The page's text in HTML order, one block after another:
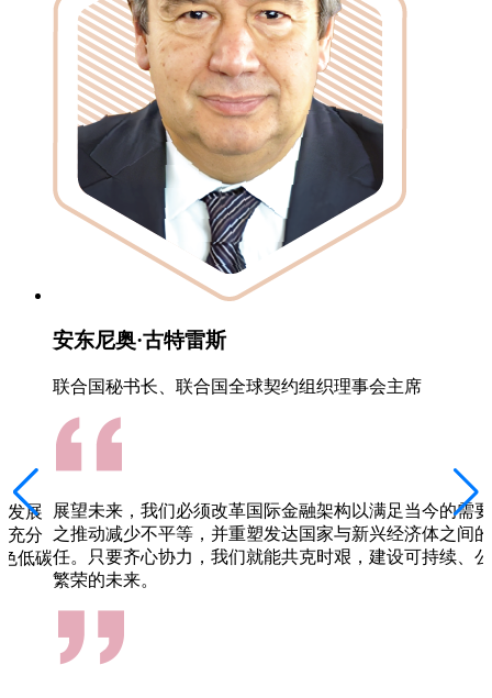
发展
充分
低碳
安东尼奥·古特雷斯
联合国秘书长、联合国全球契约组织理事会主席
展望未来，我们必须改革国际金融架构以满足当今的需
之推动减少不平等，并重塑发达国家与新兴经济体之间
任。只要齐心协力，我们就能共克时艰，建设可持续、
繁荣的未来。